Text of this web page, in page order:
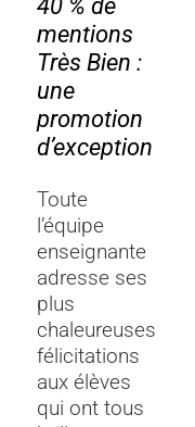
40 % de
mentions
Très Bien :
une
promotion
d’exception
Toute
l’équipe
enseignante
adresse ses
plus
chaleureuses
félicitations
aux élèves
qui ont tous